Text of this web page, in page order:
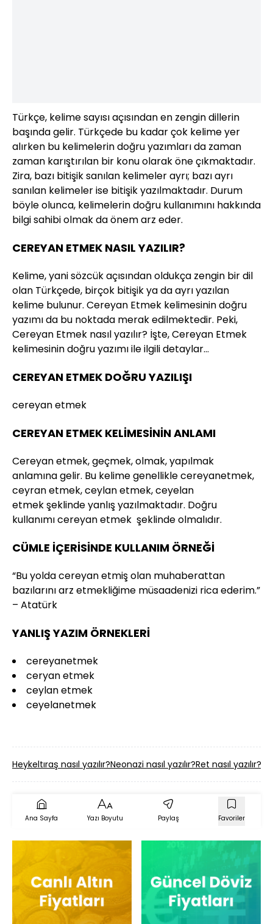
Türkçe, kelime sayısı açısından en zengin dillerin
başında gelir. Türkçede bu kadar çok kelime yer
alırken bu kelimelerin doğru yazımları da zaman
zaman karıştırılan bir konu olarak öne çıkmaktadır.
Zira, bazı bitişik sanılan kelimeler ayrı; bazı ayrı
sanılan kelimeler ise bitişik yazılmaktadır. Durum
böyle olunca, kelimelerin doğru kullanımını hakkında
bilgi sahibi olmak da önem arz eder.
CEREYAN ETMEK NASIL YAZILIR?
Kelime, yani sözcük açısından oldukça zengin bir dil
olan Türkçede, birçok bitişik ya da ayrı yazılan
kelime bulunur. Cereyan Etmek kelimesinin doğru
yazımı da bu noktada merak edilmektedir. Peki,
Cereyan Etmek nasıl yazılır? İşte, Cereyan Etmek
kelimesinin doğru yazımı ile ilgili detaylar…
CEREYAN ETMEK DOĞRU YAZILIŞI
cereyan etmek
CEREYAN ETMEK KELİMESİNİN ANLAMI
Cereyan etmek, geçmek, olmak, yapılmak
anlamına gelir. Bu kelime genellikle cereyanetmek,
ceyran etmek, ceylan etmek, ceyelan
etmek şeklinde yanlış yazılmaktadır. Doğru
kullanımı cereyan etmek şeklinde olmalıdır.
CÜMLE İÇERİSİNDE KULLANIM ÖRNEĞİ
“Bu yolda cereyan etmiş olan muhaberattan
bazılarını arz etmekliğime müsaadenizi rica ederim.”
– Atatürk
YANLIŞ YAZIM ÖRNEKLERİ
cereyanetmek
ceryan etmek
ceylan etmek
ceyelanetmek
Heykeltıraş nasıl yazılır?Neonazi nasıl yazılır?Ret nasıl yazılır?
Ana Sayfa Yazı Boyutu Paylaş Favoriler